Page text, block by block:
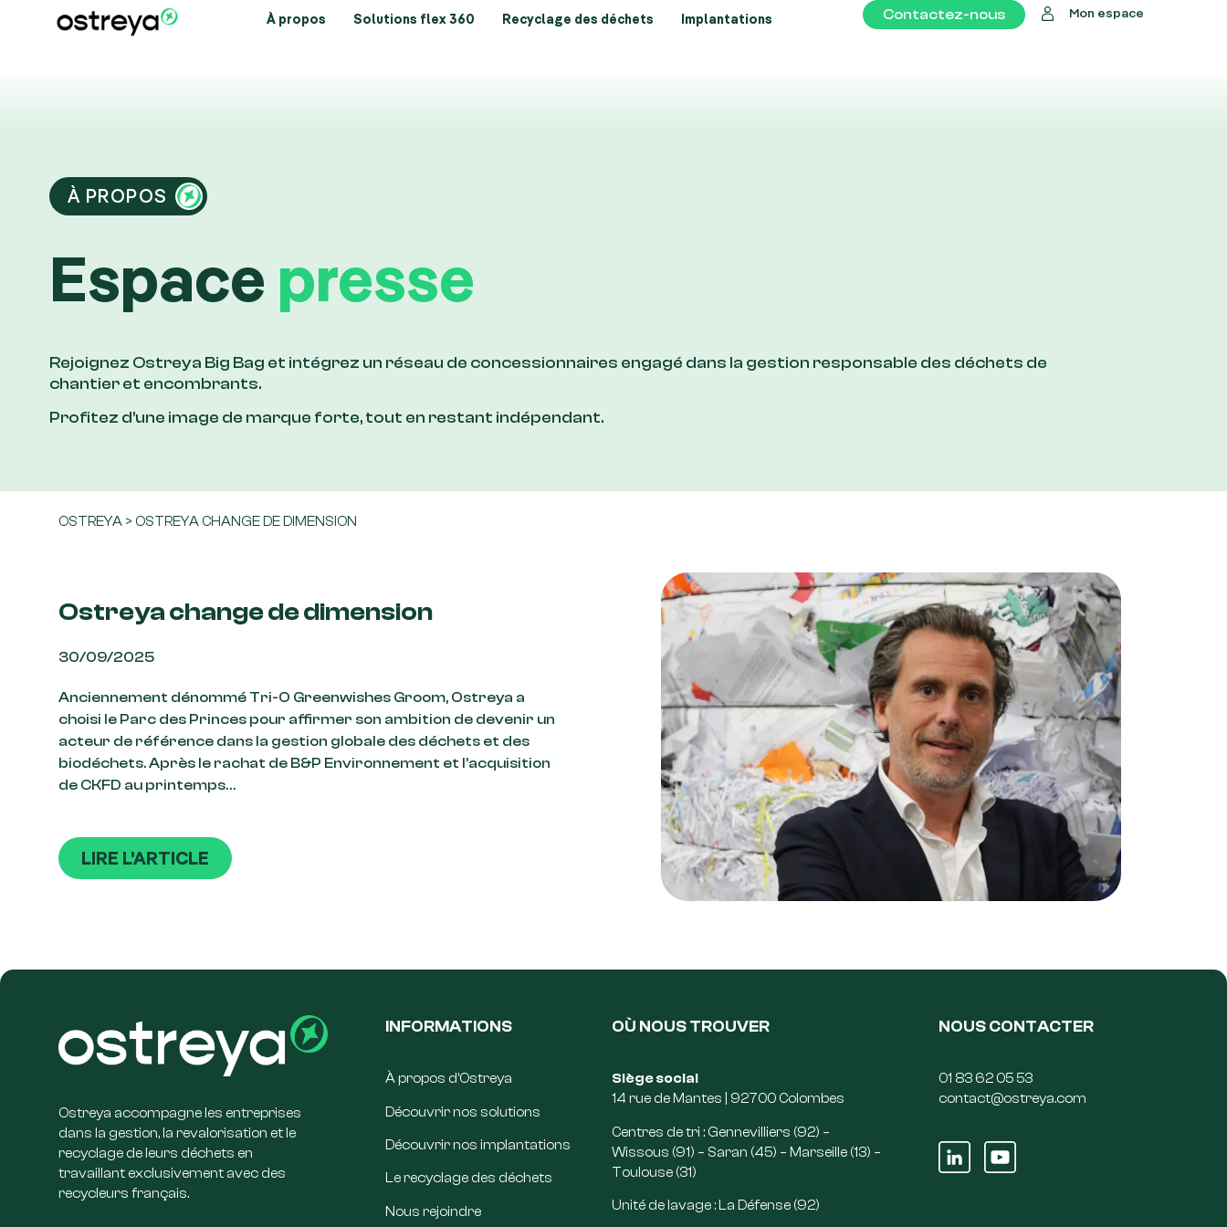
À propos Solutions flex 360 Recyclage des déchets Implantations Contactez-nous Mon espace
À PROPOS
Espace presse
Rejoignez Ostreya Big Bag et intégrez un réseau de concessionnaires engagé dans la gestion responsable des déchets de
chantier et encombrants.
Profitez d’une image de marque forte, tout en restant indépendant.
OSTREYA> OSTREYA CHANGE DE DIMENSION
Ostreya change de dimension
30/09/2025
Anciennement dénommé Tri-O Greenwishes Groom, Ostreya a
choisi le Parc des Princes pour affirmer son ambition de devenir un
acteur de référence dans la gestion globale des déchets et des
biodéchets. Après le rachat de B&P Environnement et l’acquisition
de CKFD au printemps…
LIRE L'ARTICLE
Ostreya accompagne les entreprises
dans la gestion, la revalorisation et le
recyclage de leurs déchets en
travaillant exclusivement avec des
recycleurs français.
INFORMATIONS
À propos d’Ostreya
Découvrir nos solutions
Découvrir nos implantations
Le recyclage des déchets
Nous rejoindre
OÙ NOUS TROUVER
Siège social
14 rue de Mantes | 92700 Colombes
Centres de tri : Gennevilliers (92) –
Wissous (91) – Saran (45) – Marseille (13) –
Toulouse (31)
Unité de lavage : La Défense (92)
NOUS CONTACTER
01 83 62 05 53
contact@ostreya.com